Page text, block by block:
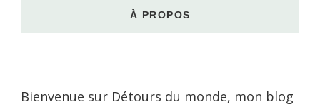
À PROPOS
Bienvenue sur Détours du monde, mon blog